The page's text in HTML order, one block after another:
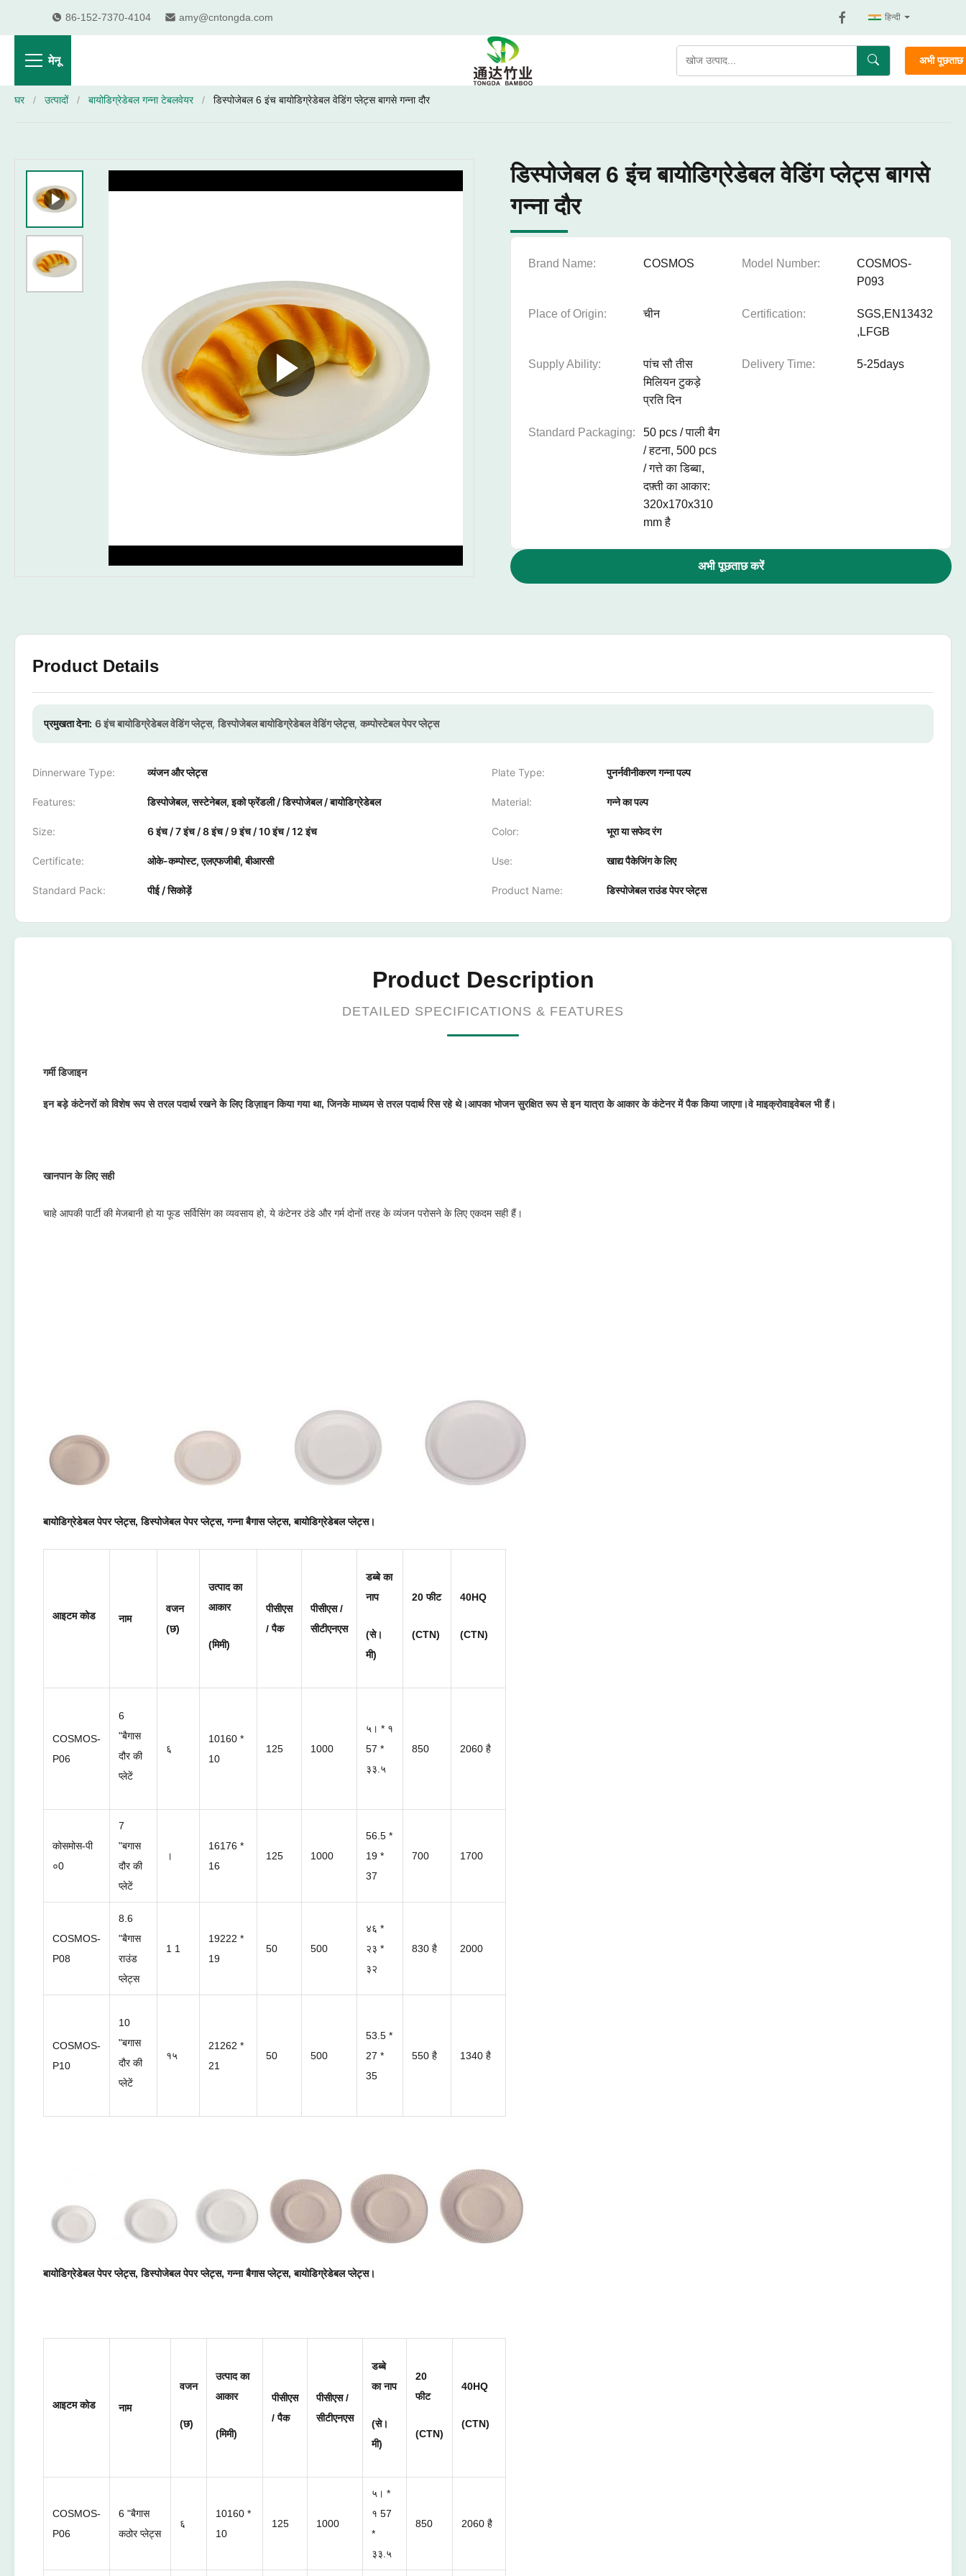
86-152-7370-4104 amy@cntongda.com हिन्दी
मेनू अभी
घर / उत्पादों / बायोडिग्रेडेबल गन्ना टेबलवेयर / डिस्पोजेबल 6 इंच बायोडिग्रेडेबल वेडिंग प्लेट्स बागसे गन्ना दौर
डिस्पोजेबल 6 इंच बायोडिग्रेडेबल वेडिंग प्लेट्स बागसे
गन्ना दौर
Brand Name: COSMOS Model Number:
COSMOS-
P093
Place of Origin: चीन Certification:
SGS,EN13432
,LFGB
Supply Ability:
पांच सौ तीस
मिलियन टुकड़े
प्रति दिन
Delivery Time: 5-25days
Standard Packaging:
50 pcs / पाली बैग
/ हटना, 500 pcs
/ गत्ते का डिब्बा,
दफ़्ती का आकार:
320x170x310
mm है
अभी पूछताछ करें
Product Details
प्रमुखता देना: 6 इंच बायोडिग्रेडेबल वेडिंग प्लेट्स, डिस्पोजेबल बायोडिग्रेडेबल वेडिंग प्लेट्स, कम्पोस्टेबल पेपर प्लेट्स
Dinnerware Type: व्यंजन और प्लेट्स Plate Type: पुनर्नवीनीकरण गन्ना पल्प
Features: डिस्पोजेबल, सस्टेनेबल, इको फ्रेंडली / डिस्पोजेबल / बायोडिग्रेडेबल Material: गन्ने का पल्प
Size: 6 इंच / 7 इंच / 8 इंच / 9 इंच / 10 इंच / 12 इंच Color: भूरा या सफेद रंग
Certificate: ओके-कम्पोस्ट, एलएफजीबी, बीआरसी Use: खाद्य पैकेजिंग के लिए
Standard Pack: पीई / सिकोड़ें Product Name: डिस्पोजेबल राउंड पेपर प्लेट्स
Product Description
DETAILED SPECIFICATIONS & FEATURES
गर्मी डिजाइन
इन बड़े कंटेनरों को विशेष रूप से तरल पदार्थ रखने के लिए डिज़ाइन किया गया था, जिनके माध्यम से तरल पदार्थ रिस रहे थे।आपका भोजन सुरक्षित रूप से इन यात्रा के आकार के कंटेनर में पैक किया जाएगा।वे माइक्रोवाइवेबल भी हैं।
खानपान के लिए सही
चाहे आपकी पार्टी की मेजबानी हो या फूड सर्विसिंग का व्यवसाय हो, ये कंटेनर ठंडे और गर्म दोनों तरह के व्यंजन परोसने के लिए एकदम सही हैं।
बायोडिग्रेडेबल पेपर प्लेट्स, डिस्पोजेबल पेपर प्लेट्स, गन्ना बैगास प्लेट्स, बायोडिग्रेडेबल प्लेट्स।
आइटम कोड नाम
वजन
(छ)
उत्पाद का
आकार
(मिमी)
पीसीएस
/ पैक
पीसीएस /
सीटीएनएस
डब्बे का
नाप
(से।
मी)
20 फीट
(CTN)
40HQ
(CTN)
COSMOS-
P06
6
"बैगास
दौर की
प्लेटें
६
10160 *
10
125 1000
५। * १
57 *
३३.५
850 2060 है
कोसमोस-पी
०0
7
"बगास
दौर की
प्लेटें
।
16176 *
16
125 1000
56.5 *
19 *
37
700 1700
COSMOS-
P08
8.6
"बैगास
राउंड
प्लेट्स
1 1
19222 *
19
50 500
४६ *
२३ *
३२
830 है 2000
COSMOS-
P10
10
"बगास
दौर की
प्लेटें
१५
21262 *
21
50 500
53.5 *
27 *
35
550 है 1340 है
बायोडिग्रेडेबल पेपर प्लेट्स, डिस्पोजेबल पेपर प्लेट्स, गन्ना बैगास प्लेट्स, बायोडिग्रेडेबल प्लेट्स।
आइटम कोड नाम
वजन
(छ)
उत्पाद का
आकार
(मिमी)
पीसीएस
/ पैक
पीसीएस /
सीटीएनएस
डब्बे
का नाप
(से।
मी)
20
फीट
(CTN)
40HQ
(CTN)
COSMOS-
P06
6 "बैगास
कठोर प्लेट्स
६
10160 *
10
125 1000
५। *
१ 57
*
३३.५
850 2060 है